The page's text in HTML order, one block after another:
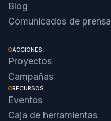
Blog
Comunicados de prensa
ACCIONES
Proyectos
Campañas
RECURSOS
Eventos
Caja de herramientas